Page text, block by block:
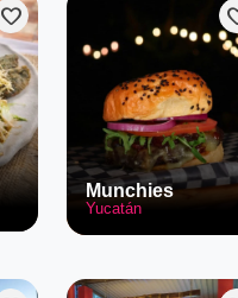
favorite
Munchies
Yucatán